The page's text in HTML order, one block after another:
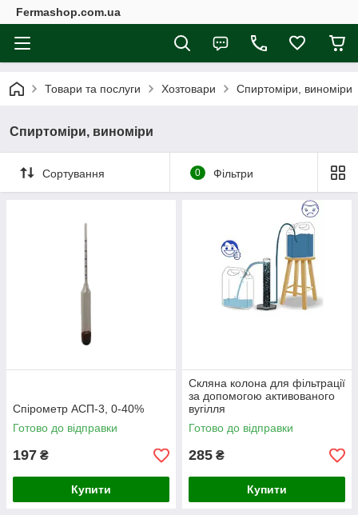
Fermashop.com.ua
Товари та послуги Хозтовари Спиртоміри, виноміри
Спиртоміри, виноміри
Сортування 0 Фільтри
Спірометр АСП-3, 0-40%
Готово до відправки
197 ₴
Купити
Скляна колона для фільтрації
за допомогою активованого
вугілля
Готово до відправки
285 ₴
Купити